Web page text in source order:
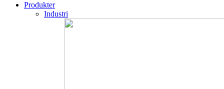
Produkter
Industri